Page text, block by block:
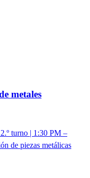
metales
turno | 1:30 PM –
de piezas metálicas